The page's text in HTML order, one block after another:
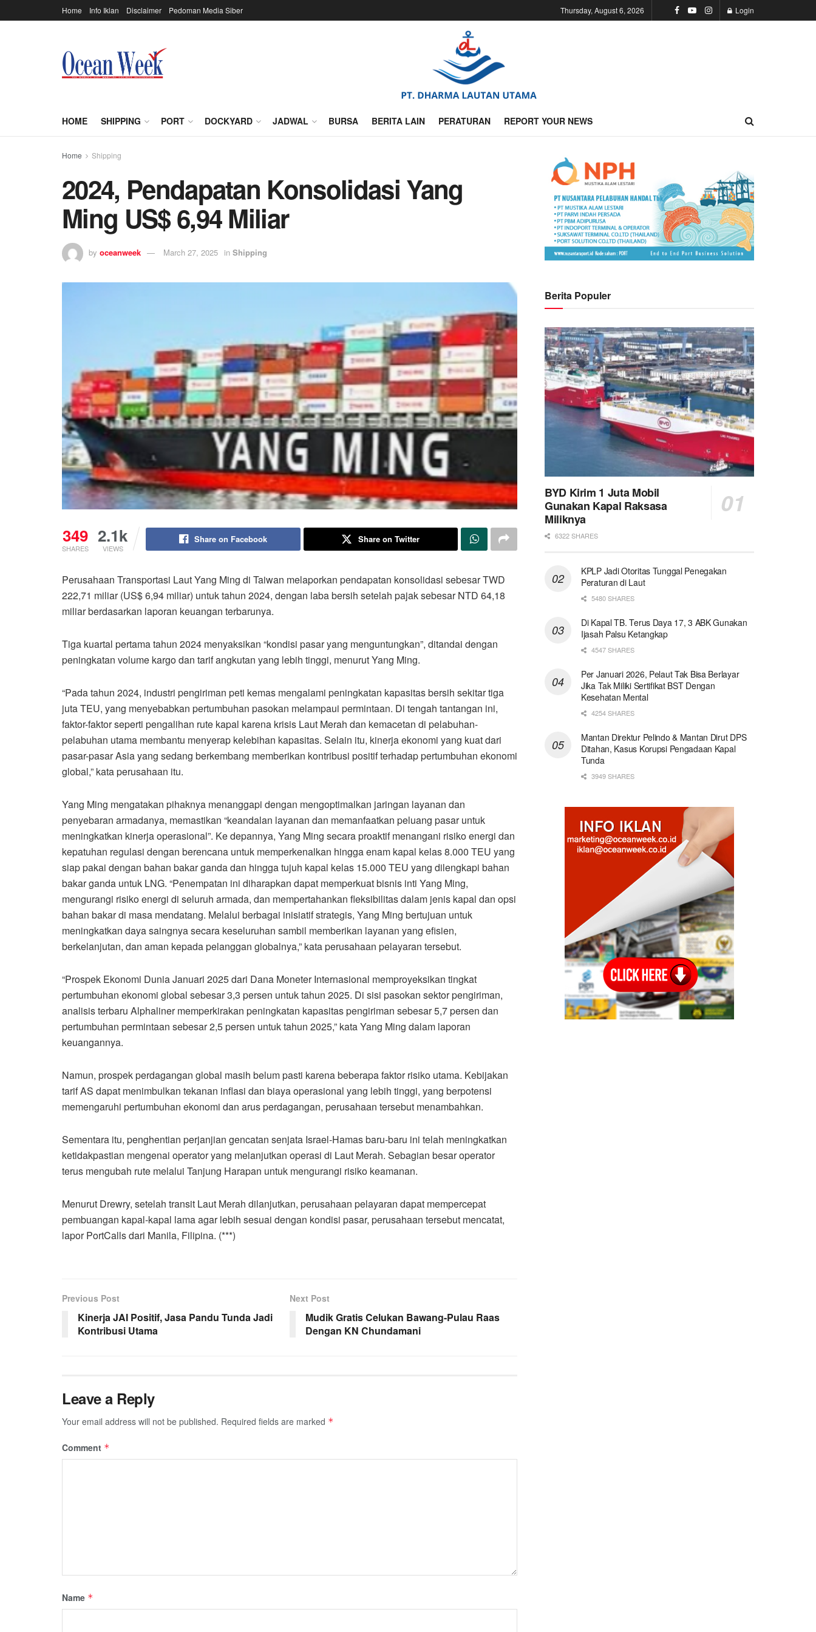
Home Info Iklan Disclaimer Pedoman Media Siber Thursday, August 6, 2026 Login
HOME SHIPPING PORT DOCKYARD JADWAL BURSA BERITA LAIN PERATURAN REPORT YOUR NEWS
Home Shipping
2024, Pendapatan Konsolidasi Yang
Ming US$ 6,94 Miliar
by oceanweek March 27, 2025 in Shipping
349
SHARES
2.1k
VIEWS
Share on Facebook Share on Twitter
Perusahaan Transportasi Laut Yang Ming di Taiwan melaporkan pendapatan konsolidasi sebesar TWD
222,71 miliar (US$ 6,94 miliar) untuk tahun 2024, dengan laba bersih setelah pajak sebesar NTD 64,18
miliar berdasarkan laporan keuangan terbarunya.
Tiga kuartal pertama tahun 2024 menyaksikan “kondisi pasar yang menguntungkan”, ditandai dengan
peningkatan volume kargo dan tarif angkutan yang lebih tinggi, menurut Yang Ming.
“Pada tahun 2024, industri pengiriman peti kemas mengalami peningkatan kapasitas bersih sekitar tiga
juta TEU, yang menyebabkan pertumbuhan pasokan melampaui permintaan. Di tengah tantangan ini,
faktor-faktor seperti pengalihan rute kapal karena krisis Laut Merah dan kemacetan di pelabuhan-
pelabuhan utama membantu menyerap kelebihan kapasitas. Selain itu, kinerja ekonomi yang kuat dari
pasar-pasar Asia yang sedang berkembang memberikan kontribusi positif terhadap pertumbuhan ekonomi
global,” kata perusahaan itu.
Yang Ming mengatakan pihaknya menanggapi dengan mengoptimalkan jaringan layanan dan
penyebaran armadanya, memastikan “keandalan layanan dan memanfaatkan peluang pasar untuk
meningkatkan kinerja operasional”. Ke depannya, Yang Ming secara proaktif menangani risiko energi dan
kepatuhan regulasi dengan berencana untuk memperkenalkan hingga enam kapal kelas 8.000 TEU yang
siap pakai dengan bahan bakar ganda dan hingga tujuh kapal kelas 15.000 TEU yang dilengkapi bahan
bakar ganda untuk LNG. “Penempatan ini diharapkan dapat memperkuat bisnis inti Yang Ming,
mengurangi risiko energi di seluruh armada, dan mempertahankan fleksibilitas dalam jenis kapal dan opsi
bahan bakar di masa mendatang. Melalui berbagai inisiatif strategis, Yang Ming bertujuan untuk
meningkatkan daya saingnya secara keseluruhan sambil memberikan layanan yang efisien,
berkelanjutan, dan aman kepada pelanggan globalnya,” kata perusahaan pelayaran tersebut.
“Prospek Ekonomi Dunia Januari 2025 dari Dana Moneter Internasional memproyeksikan tingkat
pertumbuhan ekonomi global sebesar 3,3 persen untuk tahun 2025. Di sisi pasokan sektor pengiriman,
analisis terbaru Alphaliner memperkirakan peningkatan kapasitas pengiriman sebesar 5,7 persen dan
pertumbuhan permintaan sebesar 2,5 persen untuk tahun 2025,” kata Yang Ming dalam laporan
keuangannya.
Namun, prospek perdagangan global masih belum pasti karena beberapa faktor risiko utama. Kebijakan
tarif AS dapat menimbulkan tekanan inflasi dan biaya operasional yang lebih tinggi, yang berpotensi
memengaruhi pertumbuhan ekonomi dan arus perdagangan, perusahaan tersebut menambahkan.
Sementara itu, penghentian perjanjian gencatan senjata Israel-Hamas baru-baru ini telah meningkatkan
ketidakpastian mengenai operator yang melanjutkan operasi di Laut Merah. Sebagian besar operator
terus mengubah rute melalui Tanjung Harapan untuk mengurangi risiko keamanan.
Menurut Drewry, setelah transit Laut Merah dilanjutkan, perusahaan pelayaran dapat mempercepat
pembuangan kapal-kapal lama agar lebih sesuai dengan kondisi pasar, perusahaan tersebut mencatat,
lapor PortCalls dari Manila, Filipina. (***)
Previous Post
Kinerja JAI Positif, Jasa Pandu Tunda Jadi
Kontribusi Utama
Next Post
Mudik Gratis Celukan Bawang-Pulau Raas
Dengan KN Chundamani
Leave a Reply
Your email address will not be published. Required fields are marked *
Comment *
Name *
Berita Populer
BYD Kirim 1 Juta Mobil
Gunakan Kapal Raksasa
Miliknya
6322 SHARES
KPLP Jadi Otoritas Tunggal Penegakan
Peraturan di Laut
5480 SHARES
Di Kapal TB. Terus Daya 17, 3 ABK Gunakan
Ijasah Palsu Ketangkap
4547 SHARES
Per Januari 2026, Pelaut Tak Bisa Berlayar
Jika Tak Miliki Sertifikat BST Dengan
Kesehatan Mental
4254 SHARES
Mantan Direktur Pelindo & Mantan Dirut DPS
Ditahan, Kasus Korupsi Pengadaan Kapal
Tunda
3949 SHARES